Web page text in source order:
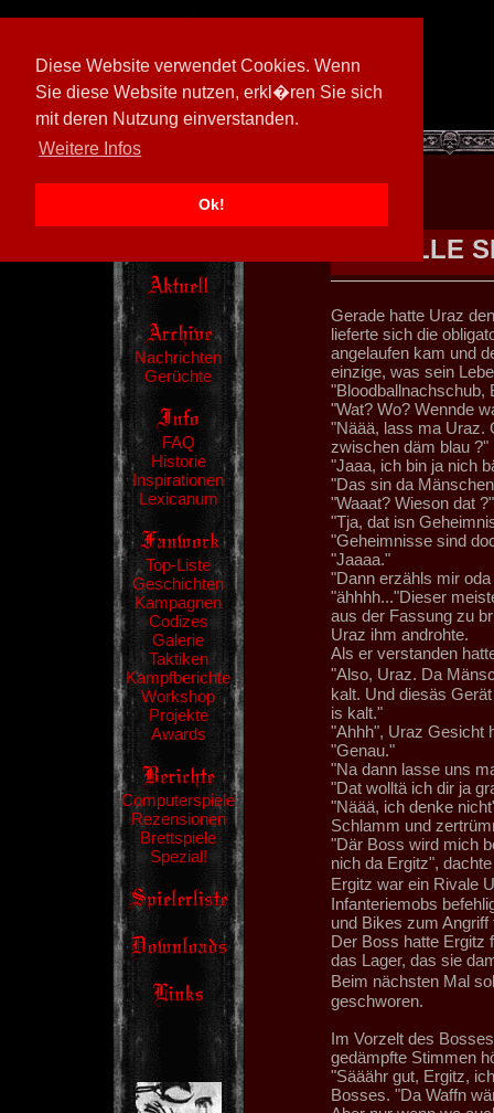
Diese Website verwendet Cookies. Wenn
Sie diese Website nutzen, erkl�ren Sie sich
mit deren Nutzung einverstanden.
Weitere Infos
Ok!
[ 605026/M3]
Nachrichten
Gerüchte
FAQ
Historie
Inspirationen
Lexicanum
Top-Liste
Geschichten
Kampagnen
Codizes
Galerie
Taktiken
Kampfberichte
Workshop
Projekte
Awards
Computerspiele
Rezensionen
Brettspiele
Spezial!
ALLE
Gerade hatte Uraz
lieferte sich die
angelaufen kam und
einzige, was sein
"Bloodballnachschub,
"Wat? Wo? Wennde
"Näää, lass ma Uraz.
zwischen däm blau ?"
"Jaaa, ich bin ja nich
"Das sin da
"Waaat? Wieson dat ?"
"Tja, dat isn
"Geheimnisse sind
"Jaaaa."
"Dann erzähls mir
"ähhhh..."Dieser
aus der Fassung zu
Uraz ihm androhte.
Als er verstanden
"Also, Uraz. Da
kalt. Und diesäs
is kalt."
"Ahhh", Uraz Gesicht
"Genau."
"Na dann lasse uns
"Dat wolltä ich dir ja
"Näää, ich denke
Schlamm und
"Där Boss wird mich
nich da Ergitz",
Ergitz war ein Rivale
Infanteriemobs
und Bikes zum Angriff
Der Boss hatte Ergitz
das Lager, das sie
Beim nächsten Mal
geschworen.
Im Vorzelt des
gedämpfte Stimmen
"Sääähr gut, Ergitz,
Bosses. "Da Waffn